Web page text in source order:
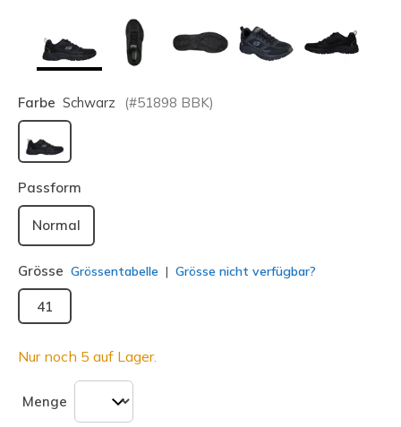
Farbe Schwarz (#51898 BBK)
ausgewählt
Passform
Normal
Grösse Grössentabelle Grösse nicht verfügbar?
41
Nur noch 5 auf Lager.
Menge